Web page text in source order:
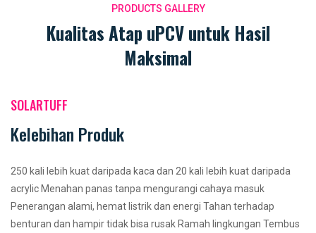
PRODUCTS GALLERY
Kualitas Atap uPCV untuk Hasil
Maksimal
SOLARTUFF
Kelebihan Produk
250 kali lebih kuat daripada kaca dan 20 kali lebih kuat daripada
acrylic Menahan panas tanpa mengurangi cahaya masuk
Penerangan alami, hemat listrik dan energi Tahan terhadap
benturan dan hampir tidak bisa rusak Ramah lingkungan Tembus